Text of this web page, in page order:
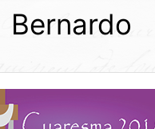
Bernardo